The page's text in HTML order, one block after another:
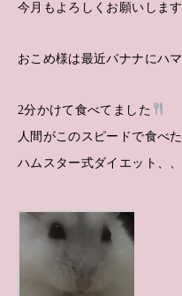
今月もよろしくお願いします
おこめ様は最近バナナにハ
2分かけて食べてました
人間がこのスピードで食べ
ハムスター式ダイエット、